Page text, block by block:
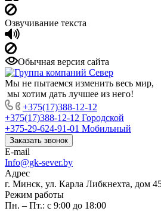
Озвучивание текста
Обычная версия сайта
Мы не пытаемся изменить весь мир,
мы хотим дать лучшее из него!
+375(17)388-12-12
+375(17)388-12-12 Городской
+375-29-624-91-01 Мобильный
Заказать звонок
E-mail
Info@gk-sever.by
Адрес
г. Минск, ул. Карла Либкнехта, дом
Режим работы
Пн. – Пт.: с 9:00 до 18:00